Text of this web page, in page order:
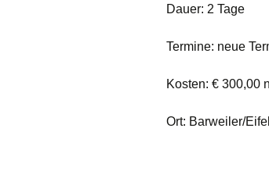
Dauer: 2 Tage
Termine: neue
Kosten: € 300,00
Ort: Barweiler/Eifel